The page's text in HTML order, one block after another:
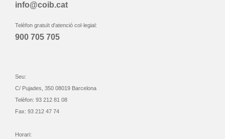
info@coib.cat
Telèfon gratuït d'atenció col·legial:
900 705 705
Seu:
C/ Pujades, 350 08019 Barcelona
Telèfon: 93 212 81 08
Fax: 93 212 47 74
Horari: